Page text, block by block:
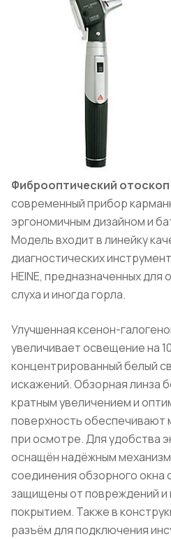
Фиброоптический отоскоп
современный прибор
эргономичным дизайном и
Модель входит в линейку
диагностических
HEINE, предназначенных для
слуха и иногда горла.
Улучшенная ксенон-
увеличивает освещение на
концентрированный белый
искажений. Обзорная линза
кратным увеличением и
поверхность обеспечивают
при осмотре. Для удобства
оснащён надёжным
соединения обзорного окна
защищены от повреждений и
покрытием. Также в
разъём для подключения